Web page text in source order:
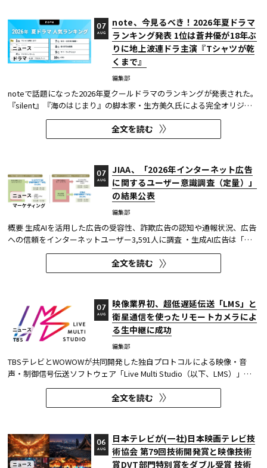
ニュース
ドラマ
note、今見るべき！2026年夏ドラマ
ランキング発表 1位は蒼井優が18年ぶ
りに地上波連ドラ主演『Tシャツが乾
くまで』
編集部
07
AUG
noteで話題になった2026年夏クールドラマのランキングが発表された。
『silent』『海のはじまり』の脚本家・生方美久氏による完全オリジナ
ル作品で、蒼井優が18年ぶりに地上波連続ドラマの主演を務めた『Tシ
ャツが乾くまで』が第1位に輝いた。 また今回、Netflixの『ガス人間』
が3位にランクイン。春クールの『九条の大罪』に続き、2クール...
全文を読む
ニュース
マーケティング
JIAA、「2026年インターネット広告
に関するユーザー意識調査（定量）」
の結果公表
編集部
07
AUG
概要 生成AIを活用した広告の受容性、詐欺広告の認知や通報状況、広告
への信頼をインターネットユーザー3,591人に調査 ・生成AI広告は「条
件が整えば活用してよい」が52.0%。AI活用の明示や権利処理など、透
明性への配慮が受容の前提になる。 ・詐欺広告は各タイプとも70％の認
知があり、過去1年以内の接触経験は10～20％台。一方、通報経...
全文を読む
ニュース
TBS
映像業界初、超低遅延伝送「LMS」と
衛星通信を使ったリモートカメラによ
る生中継に成功
編集部
07
AUG
TBSテレビとWOWOWが共同開発した独自プロトコルによる映像・音
声・制御信号伝送ソフトウェア「Live Multi Studio（以下、LMS）」
が、JCOM株式会社（以下、J:COM）の生中継の特別番組に採用され
た。2026年6月16日にJ:COMが放送した『北海道神宮例祭 神輿渡御』に
おいて、J:COMチャンネル（※1）、地域情報アプリ「ど・ろーかる」
全文を読む
ニュース
日本テレビが(一社)日本映画テレビ技
術協会 第79回技術開発賞と映像技術
賞DVT部門特別賞をダブル受賞 技術
06
AUG